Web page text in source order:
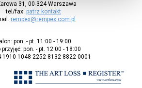
31, 00-324 Warszawa
tel/fax: patrz kontakt
rempex@rempex.com.pl
pon. - pt. 11:00 - 19:00
przyjęć: pon. - pt. 12:00 - 18:00
1910 1048 2252 8132 8822 0001